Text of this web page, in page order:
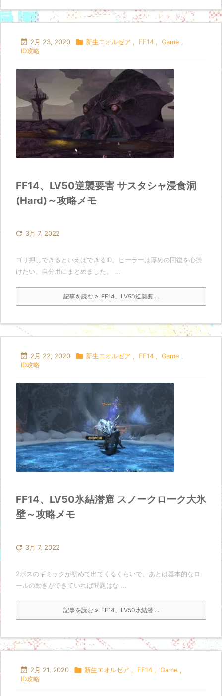
 2月 23, 2020  新生エオルゼア , FF14 , Game ,
ID攻略
FF14、LV50逆襲要害 サスタシャ浸食洞
(Hard)～攻略メモ
 3月 7, 2022
ゴリ押しできるといえばできるID。ヒーラーは厚めの回復を心掛
けたい。自分用にまとめました。 ...
記事を読む FF14、LV50逆襲要 ...
 2月 22, 2020  新生エオルゼア , FF14 , Game ,
ID攻略
FF14、LV50氷結潜窟 スノークローク大氷
壁～攻略メモ
 3月 7, 2022
2ボスのギミックが初めて出てくるくらいで、あとは基本的なロ
ールの動きができていれば問題はな ...
記事を読む FF14、LV50氷結潜 ...
 2月 21, 2020  新生エオルゼア , FF14 , Game ,
ID攻略